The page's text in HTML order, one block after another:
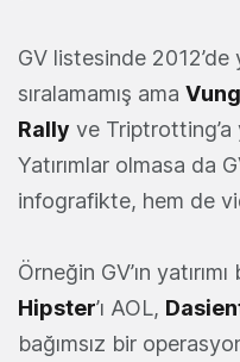
GV listesinde 2012’de
sıralamamış ama
Rally ve Triptrotting’a
Yatırımlar olmasa da
infografikte, hem de
Örneğin GV’ın
Hipster’ı AOL,
bağımsız bir